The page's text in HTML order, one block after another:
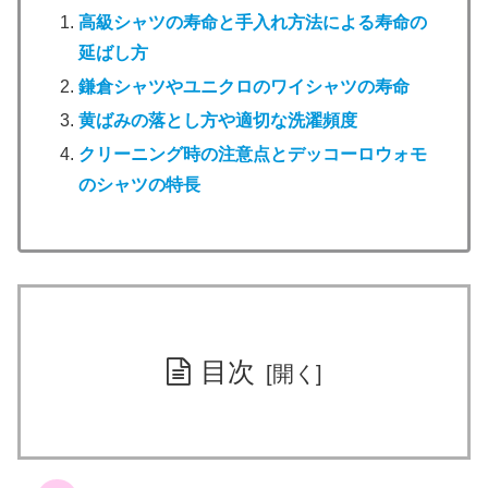
高級シャツの寿命と手入れ方法による寿命の
延ばし方
鎌倉シャツやユニクロのワイシャツの寿命
黄ばみの落とし方や適切な洗濯頻度
クリーニング時の注意点とデッコーロウォモ
のシャツの特長
目次